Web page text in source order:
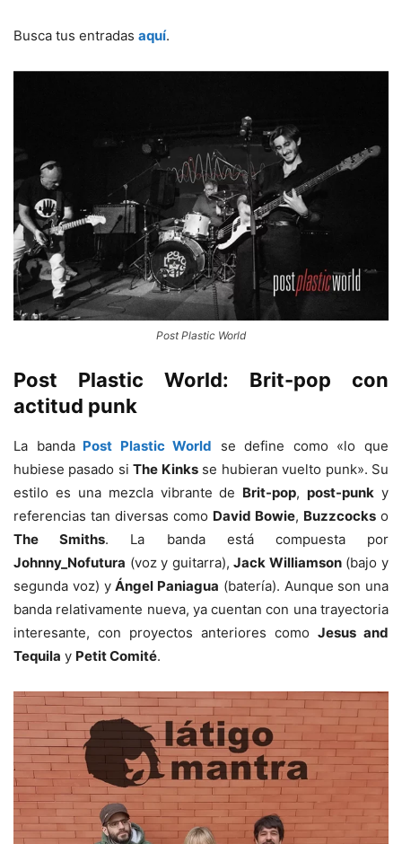
Busca tus entradas aquí.
Post Plastic World
Post Plastic World: Brit-pop con
actitud punk
La bandaPost Plastic World se define como «lo que
hubiese pasado siThe Kinksse hubieran vuelto punk». Su
estilo es una mezcla vibrante de Brit-pop,post-punk y
referencias tan diversas como David Bowie, Buzzcocks o
The Smiths. La banda está compuesta por
Johnny_Nofutura (voz y guitarra),Jack Williamson(bajo y
segunda voz) yÁngel Paniagua (batería). Aunque son una
banda relativamente nueva, ya cuentan con una trayectoria
interesante, con proyectos anteriores como Jesus and
Tequila y Petit Comité.